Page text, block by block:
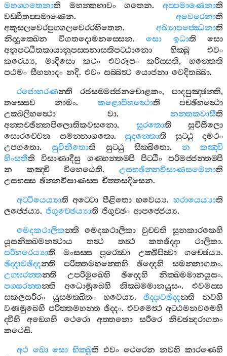
මහග‍්ගතෙනාති මහන‍්තභාවං ගතෙන.අප‍්පමාණෙනාති
වඩ‍්ඪිතප‍්පමාණෙන. අවෙරෙනාති
අකුසලවෙරපුග‍්ගලවෙරරහිතෙන. අබ්‍යාපජ‍්ඣෙනාති
නිද‍්දුක‍්ඛෙන
විගතදොමනස‍්සෙන. සො ඉධාති
සො
අනුපට‍්ඨිතකායානුපස‍්සනාසතිපට‍්ඨානො
භික‍්ඛු
එවං
කරෙය්‍ය, මාදිසො කථං එවරූපං කරිස‍්සති, භන‍්තෙති
පඨමං සීහනාදං නදි. එවං සබ‍්බත්‍ථ යොජනා වෙදිතබ‍්බා.
රජොහරණන‍්ති රජසම‍්මජ‍්ජනචොළකං, පාදපුඤ‍්ඡන‍්ති,
තස‍්සෙව
නාමං. කළොපිහත්‍ථොති
පච‍්ඡිහත්‍ථො
උක‍්ඛලිහත්‍ථො
වා. නන‍්තකවාසීති
අන‍්තච‍්ඡින‍්නපිලොතිකවසනො. සූරතොති
සුචිසීලො
සොරච‍්චෙන
සමන‍්නාගතො. සුදන‍්තොති සුට‍්ඨු
දමථං
උපගතො. සුවිනීතොති සුට‍්ඨු සික‍්ඛිතො. න
කඤ‍්චි
හිංසතීති විසාණාදීසු ගණ‍්හන‍්තම‍්පි පිට‍්ඨිං
පරිමජ‍්ජන‍්තම‍්පි
න
කඤ‍්චි විහෙඨෙති.උසභඡින‍්නවිසාණසමෙනාති
උසභස‍්ස ඡින‍්නවිසාණස‍්ස චිත‍්තසදිසෙන.
අට‍්ටීයෙය්‍යාති අට‍්ටො පීළිතො භවෙය්‍ය. හරායෙය්‍යාති
ලජ‍්ජෙය්‍ය. ජිගුච‍්ඡෙය්‍යාති ජිගුච‍්ඡං ආපජ‍්ජෙය්‍ය.
මෙදකථාලිකන‍්ති මෙදකථාලිකා වුච‍්චති
සූනකාරකෙහි
යූසනික‍්ඛමනත්‍ථාය
තත්‍ථ තත්‍ථ කතඡිද‍්දා ථාලිකා.
පරිහරෙය්‍යාති මංසස‍්ස පූරෙත්‍වා උක‍්ඛිපිත්‍වා ගච‍්ඡෙය්‍ය.
ඡිද‍්දාවඡිද‍්දන‍්ති පරිත‍්තමහන‍්තෙහි ඡිද‍්දෙහි සමන‍්නාගතං.
උග‍්ඝරන‍්තන‍්ති උපරිමුඛෙහි ඡිද‍්දෙහි නික‍්ඛමමානයූසං.
පග‍්ඝරන‍්තන‍්ති අධොමුඛෙහි නික‍්ඛමමානයූසං. එවමස‍්ස
සකලසරීරං
යූසමක‍්ඛිතං භවෙය්‍ය.ඡිද‍්දාවඡිද‍්දන‍්ති
නවහි
වණමුඛෙහි පරිත‍්තමහන‍්ත ඡිද‍්දං. එවමෙත්‍ථ අට‍්ඨමනවමෙහි
ද‍්වීහි
අඞ‍්ගෙහි ථෙරො අත‍්තනො සරීරෙ
නිච‍්ඡන්‍දරාගතං
කථෙසි.
අථ ඛො සො භික‍්ඛූති එවං ථෙරෙන නවහි කාරණෙහි